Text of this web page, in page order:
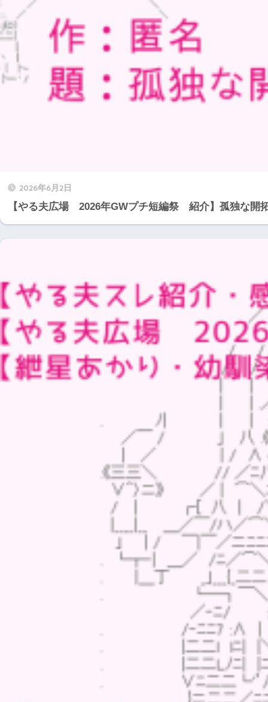
2026年6月2日
【やる夫広場 2026年GWプチ短編祭 紹介】孤独な開